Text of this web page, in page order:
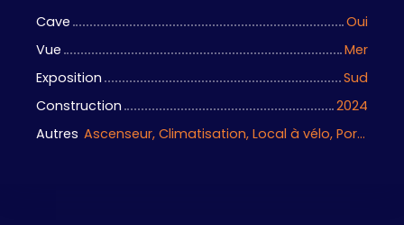
Cave
Oui
Vue
Mer
Exposition
Sud
Construction
2024
Autres
Ascenseur, Climatisation, Local à vélo, Portail motorisé, Porte blindée, Visiophone